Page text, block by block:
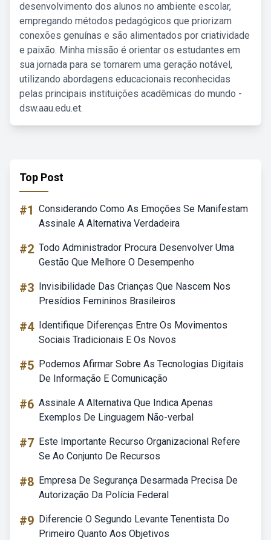
desenvolvimento dos alunos no ambiente escolar,
empregando métodos pedagógicos que priorizam
conexões genuínas e são alimentados por criatividade
e paixão. Minha missão é orientar os estudantes em
sua jornada para se tornarem uma geração notável,
utilizando abordagens educacionais reconhecidas
pelas principais instituições acadêmicas do mundo -
dsw.aau.edu.et.
Top Post
#1 Considerando Como As Emoções Se Manifestam
Assinale A Alternativa Verdadeira
#2 Todo Administrador Procura Desenvolver Uma
Gestão Que Melhore O Desempenho
#3 Invisibilidade Das Crianças Que Nascem Nos
Presídios Femininos Brasileiros
#4 Identifique Diferenças Entre Os Movimentos
Sociais Tradicionais E Os Novos
#5 Podemos Afirmar Sobre As Tecnologias Digitais
De Informação E Comunicação
#6 Assinale A Alternativa Que Indica Apenas
Exemplos De Linguagem Não-verbal
#7 Este Importante Recurso Organizacional Refere
Se Ao Conjunto De Recursos
#8 Empresa De Segurança Desarmada Precisa De
Autorização Da Polícia Federal
#9 Diferencie O Segundo Levante Tenentista Do
Primeiro Quanto Aos Objetivos